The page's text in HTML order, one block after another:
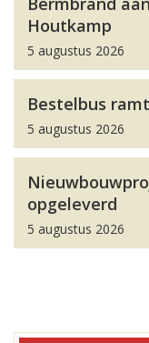
Houtkamp
5 augustus 2026
Bestelbus
5 augustus 2026
opgeleverd
5 augustus 2026